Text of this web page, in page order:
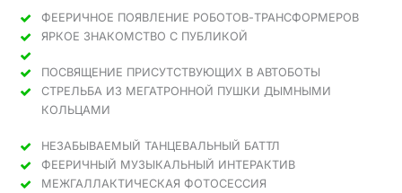
ФЕЕРИЧНОЕ ПОЯВЛЕНИЕ РОБОТОВ-ТРАНСФОРМЕРОВ
ЯРКОЕ ЗНАКОМСТВО С ПУБЛИКОЙ
ПОСВЯЩЕНИЕ ПРИСУТСТВУЮЩИХ В АВТОБОТЫ
СТРЕЛЬБА ИЗ МЕГАТРОННОЙ ПУШКИ ДЫМНЫМИ
КОЛЬЦАМИ
НЕЗАБЫВАЕМЫЙ ТАНЦЕВАЛЬНЫЙ БАТТЛ
ФЕЕРИЧНЫЙ МУЗЫКАЛЬНЫЙ ИНТЕРАКТИВ
МЕЖГАЛЛАКТИЧЕСКАЯ ФОТОСЕССИЯ